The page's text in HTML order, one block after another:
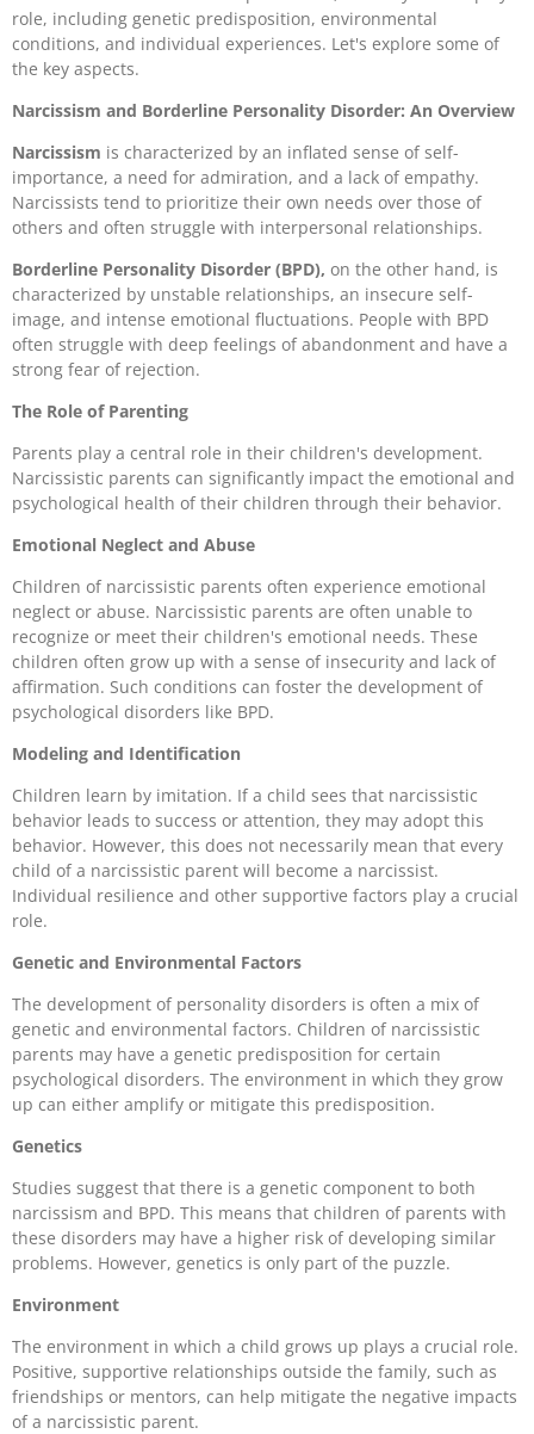
role, including genetic predisposition, environmental
conditions, and individual experiences. Let's explore some of
the key aspects.
Narcissism and Borderline Personality Disorder: An Overview
Narcissism is characterized by an inflated sense of self-
importance, a need for admiration, and a lack of empathy.
Narcissists tend to prioritize their own needs over those of
others and often struggle with interpersonal relationships.
Borderline Personality Disorder (BPD), on the other hand, is
characterized by unstable relationships, an insecure self-
image, and intense emotional fluctuations. People with BPD
often struggle with deep feelings of abandonment and have a
strong fear of rejection.
The Role of Parenting
Parents play a central role in their children's development.
Narcissistic parents can significantly impact the emotional and
psychological health of their children through their behavior.
Emotional Neglect and Abuse
Children of narcissistic parents often experience emotional
neglect or abuse. Narcissistic parents are often unable to
recognize or meet their children's emotional needs. These
children often grow up with a sense of insecurity and lack of
affirmation. Such conditions can foster the development of
psychological disorders like BPD.
Modeling and Identification
Children learn by imitation. If a child sees that narcissistic
behavior leads to success or attention, they may adopt this
behavior. However, this does not necessarily mean that every
child of a narcissistic parent will become a narcissist.
Individual resilience and other supportive factors play a crucial
role.
Genetic and Environmental Factors
The development of personality disorders is often a mix of
genetic and environmental factors. Children of narcissistic
parents may have a genetic predisposition for certain
psychological disorders. The environment in which they grow
up can either amplify or mitigate this predisposition.
Genetics
Studies suggest that there is a genetic component to both
narcissism and BPD. This means that children of parents with
these disorders may have a higher risk of developing similar
problems. However, genetics is only part of the puzzle.
Environment
The environment in which a child grows up plays a crucial role.
Positive, supportive relationships outside the family, such as
friendships or mentors, can help mitigate the negative impacts
of a narcissistic parent.